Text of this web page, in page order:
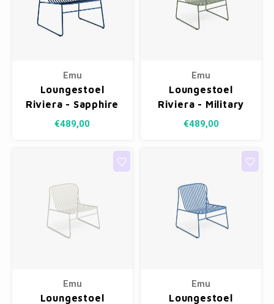
Emu
Loungestoel
Riviera - Sapphire
Blue 43
€489,00
Emu
Loungestoel
Riviera - Military
Green 17
€489,00
Emu
Loungestoel
Emu
Loungestoel